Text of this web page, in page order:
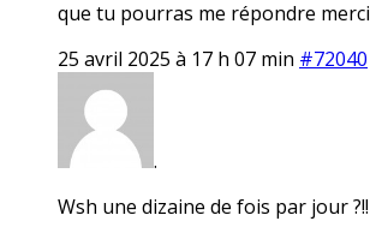
que tu pourras me répondre merci
25 avril 2025 à 17 h 07 min #72040
.
Wsh une dizaine de fois par jour ?!!